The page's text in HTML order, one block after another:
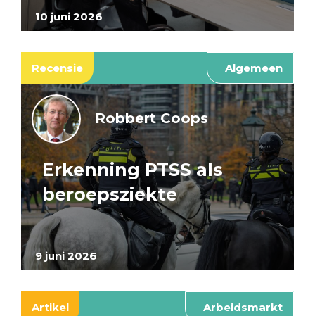
10 juni 2026
Recensie Algemeen
9 juni 2026
Robbert Coops
Erkenning PTSS als
beroepsziekte
Artikel Arbeidsmarkt